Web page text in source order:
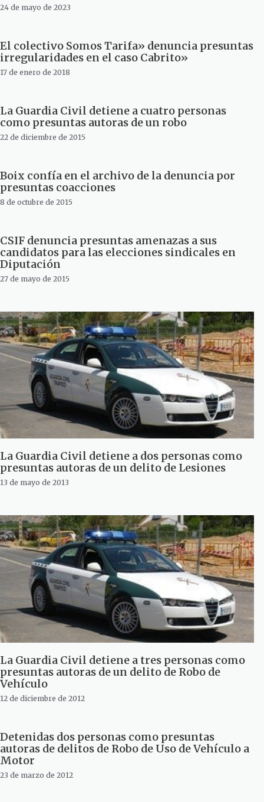
24 de mayo de 2023
El colectivo Somos Tarifa» denuncia presuntas
irregularidades en el caso Cabrito»
17 de enero de 2018
La Guardia Civil detiene a cuatro personas
como presuntas autoras de un robo
22 de diciembre de 2015
Boix confía en el archivo de la denuncia por
presuntas coacciones
8 de octubre de 2015
CSIF denuncia presuntas amenazas a sus
candidatos para las elecciones sindicales en
Diputación
27 de mayo de 2015
La Guardia Civil detiene a dos personas como
presuntas autoras de un delito de Lesiones
13 de mayo de 2013
La Guardia Civil detiene a tres personas como
presuntas autoras de un delito de Robo de
Vehículo
12 de diciembre de 2012
Detenidas dos personas como presuntas
autoras de delitos de Robo de Uso de Vehículo a
Motor
23 de marzo de 2012